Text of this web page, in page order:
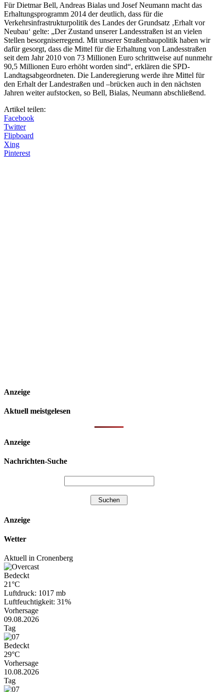
Für Dietmar Bell, Andreas Bialas und Josef Neumann macht das
Erhaltungsprogramm 2014 der deutlich, dass für die
Verkehrsinfrastrukturpolitik des Landes der Grundsatz ‚Erhalt vor
Neubau‘ gelte: „Der Zustand unserer Landesstraßen ist an vielen
Stellen besorgniserregend. Mit unserer Straßenbaupolitik haben wir
dafür gesorgt, dass die Mittel für die Erhaltung von Landesstraßen
seit dem Jahr 2010 von 73 Millionen Euro schrittweise auf nunmehr
90,5 Millionen Euro erhöht worden sind“, erklären die SPD-
Landtagsabgeordneten. Die Landeregierung werde ihre Mittel für
den Erhalt der Landestraßen und –brücken auch in den nächsten
Jahren weiter aufstocken, so Bell, Bialas, Neumann abschließend.
Artikel teilen:
Facebook
Twitter
Flipboard
Xing
Pinterest
Anzeige
Aktuell meistgelesen
Anzeige
Nachrichten-Suche
Anzeige
Wetter
Aktuell in Cronenberg
Bedeckt
21°C
Luftdruck: 1017 mb
Luftfeuchtigkeit: 31%
Vorhersage
09.08.2026
Tag
Bedeckt
29°C
Vorhersage
10.08.2026
Tag